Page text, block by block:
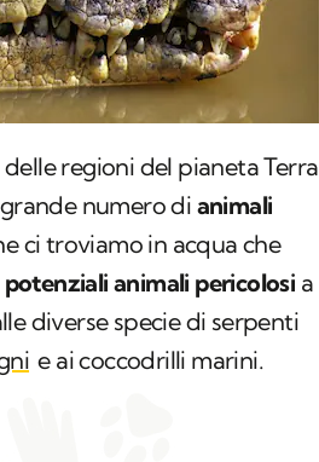
regioni del pianeta Terra
numero di animali
ci troviamo in acqua che
potenziali animali pericolosi a
diverse specie di serpenti
e ai coccodrilli marini.